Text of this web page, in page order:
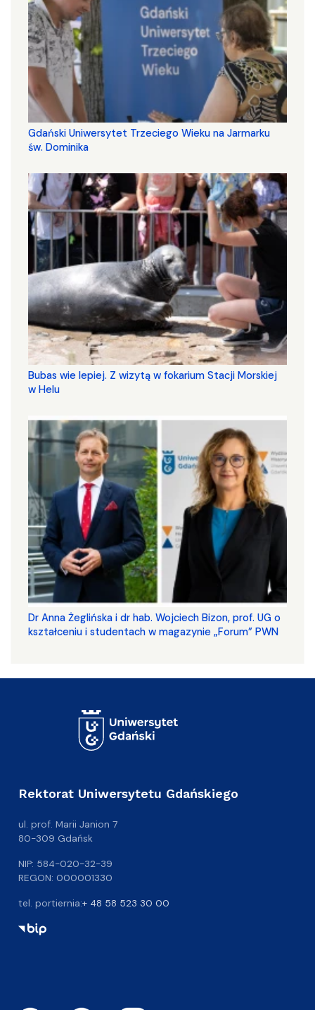
Gdański Uniwersytet Trzeciego Wieku na Jarmarku
św. Dominika
Bubas wie lepiej. Z wizytą w fokarium Stacji Morskiej
w Helu
​​​​​​​Dr Anna Żeglińska i dr hab. Wojciech Bizon, prof. UG o
kształceniu i studentach w magazynie „Forum” PWN
Rektorat Uniwersytetu Gdańskiego
ul. prof. Marii Janion 7
80-309 Gdańsk
NIP: 584-020-32-39
REGON: 000001330
tel. portiernia:+ 48 58 523 30 00